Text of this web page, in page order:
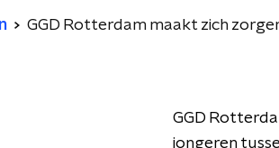
GGD Rotterdam maakt zich
GGD
jongeren